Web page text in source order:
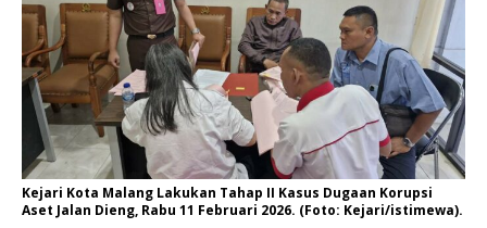
Kejari Kota Malang Lakukan Tahap II Kasus Dugaan Korupsi
Aset Jalan Dieng, Rabu 11 Februari 2026. (Foto: Kejari/istimewa).